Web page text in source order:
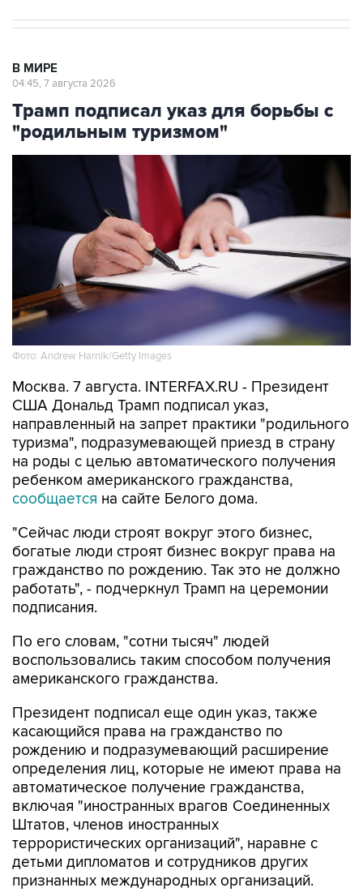
В МИРЕ
04:45, 7 августа 2026
Трамп подписал указ для борьбы с
"родильным туризмом"
Фото: Andrew Harnik/Getty Images
Москва. 7 августа. INTERFAX.RU - Президент
США Дональд Трамп подписал указ,
направленный на запрет практики "родильного
туризма", подразумевающей приезд в страну
на роды с целью автоматического получения
ребенком американского гражданства,
сообщается на сайте Белого дома.
"Сейчас люди строят вокруг этого бизнес,
богатые люди строят бизнес вокруг права на
гражданство по рождению. Так это не должно
работать", - подчеркнул Трамп на церемонии
подписания.
По его словам, "сотни тысяч" людей
воспользовались таким способом получения
американского гражданства.
Президент подписал еще один указ, также
касающийся права на гражданство по
рождению и подразумевающий расширение
определения лиц, которые не имеют права на
автоматическое получение гражданства,
включая "иностранных врагов Соединенных
Штатов, членов иностранных
террористических организаций", наравне с
детьми дипломатов и сотрудников других
признанных международных организаций.